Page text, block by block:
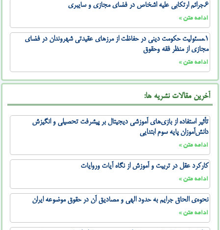
۶.جرائم ارتکابی علیه اشخاص در فضای مجازی و سایبری
ادامه متن »
۱.مسئولیت حکومت دینی در حفاظت از مرزهای عقیدتی شهروندان در فضای
مجازی از منظر فقه وحقوق
ادامه متن »
آخرین مقالات نشریه ها:
تأثیر استفاده از بازی‌های آموزشی دیجیتال بر پیشرفت تحصیلی و انگیزش
دانش‌آموزان پایه سوم ابتدایی
ادامه متن »
کارکرد عقل در تربیت و آموزش از نگاه آیات وروایات
ادامه متن »
نحوه‌ی الحاق جرایم به حدود الهی و مصادیق آن در حقوق موضوعه ایران
ادامه متن »